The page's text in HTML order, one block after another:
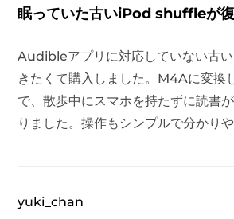
眠っていた古いiPod shuffleが復
Audibleアプリに対応していない古
きたくて購入しました。M4Aに変換
で、散歩中にスマホを持たずに読書
りました。操作もシンプルで分かりや
yuki_chan